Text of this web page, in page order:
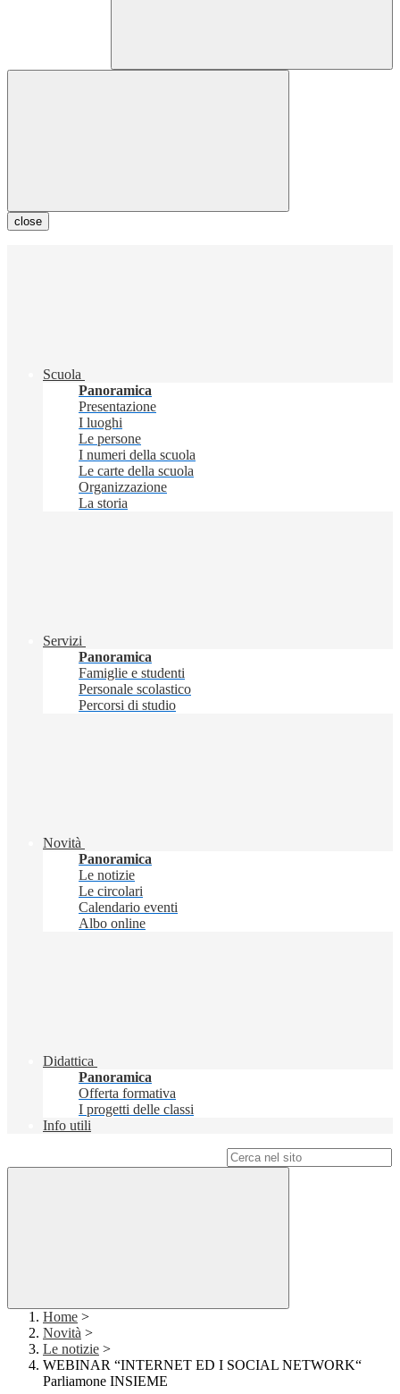
close
Scuola
Panoramica
Presentazione
I luoghi
Le persone
I numeri della scuola
Le carte della scuola
Organizzazione
La storia
Servizi
Panoramica
Famiglie e studenti
Personale scolastico
Percorsi di studio
Novità
Panoramica
Le notizie
Le circolari
Calendario eventi
Albo online
Didattica
Panoramica
Offerta formativa
I progetti delle classi
Info utili
Home >
Novità >
Le notizie >
WEBINAR “INTERNET ED I SOCIAL NETWORK“
Parliamone INSIEME